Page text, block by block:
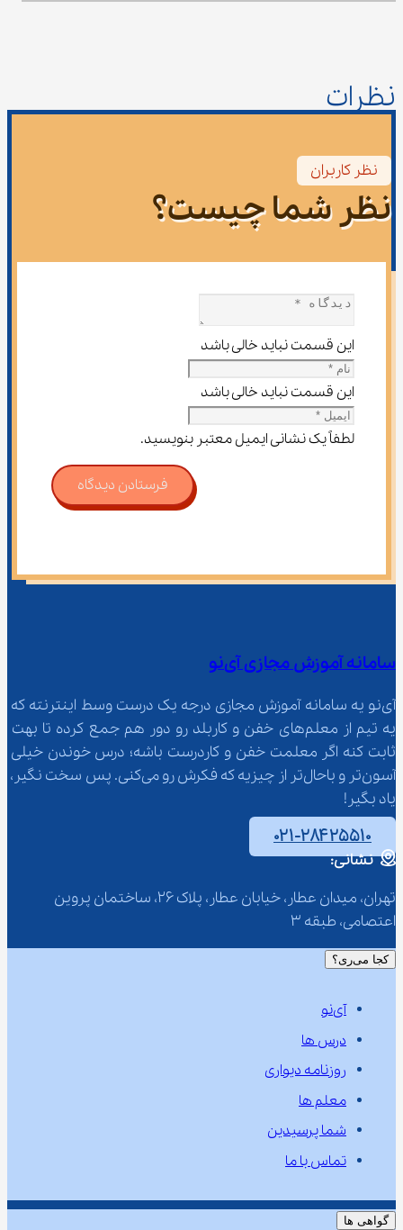
نظرات
نظر کاربران
نظر شما چیست؟
این قسمت نباید خالی باشد
این قسمت نباید خالی باشد
لطفاً یک نشانی ایمیل معتبر بنویسید.
فرستادن دیدگاه
سامانه آموزش مجازی آی‌نو
آی‌نو یه سامانه آموزش مجازی درجه یک درست وسط اینترنته که
یه تیم از معلم‌‌های خفن و کاربلد رو دور هم جمع کرده تا بهت
ثابت کنه اگر معلمت خفن و کاردرست باشه؛ درس خوندن خیلی
آسون‌تر و باحال‌تر از چیزیه که فکرش رو می‌کنی. پس سخت نگیر،
یاد بگیر!
۰۲۱-۲۸۴۲۵۵۱۰
نشانی:
تهران، میدان عطار، خیابان عطار، پلاک 26، ساختمان پروین
اعتصامی، طبقه 3
کجا می‌ری؟
آی‌نو
درس ها
روزنامه دیواری
معلم ها
شما پرسیدین
تماس با ما
گواهی ها